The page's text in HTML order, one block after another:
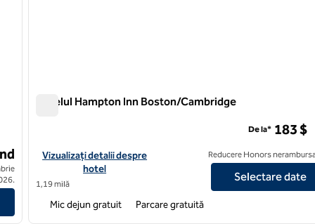
Hotelul Hampton Inn Boston/Cambridge
Vizualizați detaliile hotelului Hampton Inn Boston/Cambridge
Vizualizați detalii despre
hotel
1,19 milă
De la* 183 $
Reducere Honors
Selectare date
Mic dejun gratuit Parcare gratuită
12